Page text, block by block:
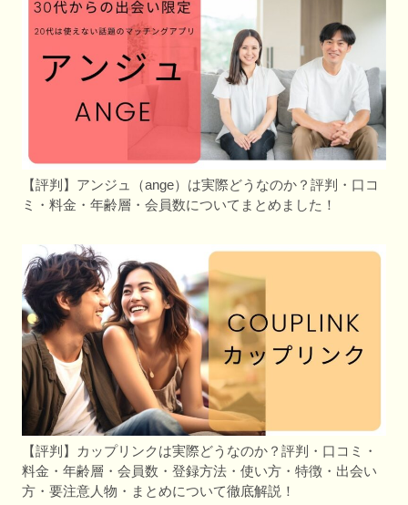
【評判】アンジュ（ange）は実際どうなのか？評判・口コ
ミ・料金・年齢層・会員数についてまとめました！
【評判】カップリンクは実際どうなのか？評判・口コミ・
料金・年齢層・会員数・登録方法・使い方・特徴・出会い
方・要注意人物・まとめについて徹底解説！